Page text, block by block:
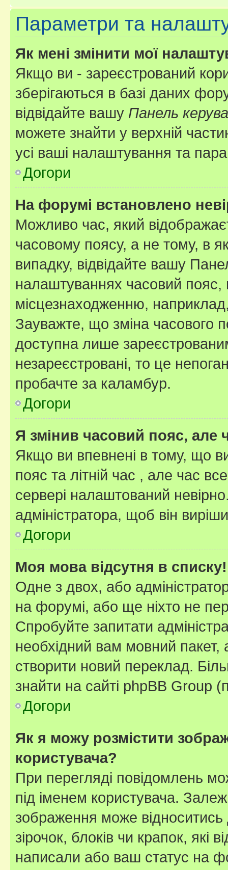
Параметри та
Як мені змінити мої
Якщо ви - зареєстрований
зберігаються в базі даних
відвідайте вашу Панель
можете знайти у верхній
усі ваші налаштування та
Догори
На форумі встановлено
Можливо час, який
часовому поясу, а не тому, в
випадку, відвідайте вашу
налаштуваннях часовий пояс,
місцезнаходженню,
Зауважте, що зміна часового
доступна лише
незареєстровані, то це
пробачте за каламбур.
Догори
Я змінив часовий пояс, але
Якщо ви впевнені в тому, що
пояс та літній час , але час
сервері налаштований
адміністратора, щоб він
Догори
Моя мова відсутня в списку!
Одне з двох, або
на форумі, або ще ніхто не
Спробуйте запитати
необхідний вам мовний
створити новий переклад.
знайти на сайті phpBB Group
Догори
Як я можу розмістити
користувача?
При перегляді повідомлень
під іменем користувача.
зображення може відноситись
зірочок, блоків чи крапок, які
написали або ваш статус на